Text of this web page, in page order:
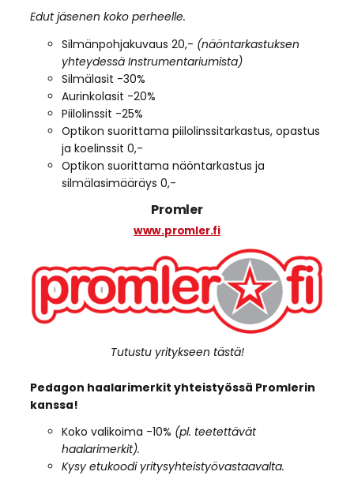
Edut jäsenen koko perheelle.
Silmänpohjakuvaus 20,- (näöntarkastuksen
yhteydessä Instrumentariumista)
Silmälasit -30%
Aurinkolasit -20%
Piilolinssit -25%
Optikon suorittama piilolinssitarkastus, opastus
ja koelinssit 0,-
Optikon suorittama näöntarkastus ja
silmälasimääräys 0,-
Promler
www.promler.fi
Tutustu yritykseen tästä!
Pedagon haalarimerkit yhteistyössä Promlerin
kanssa!
Koko valikoima -10% (pl. teetettävät
haalarimerkit).
Kysy etukoodi yritysyhteistyövastaavalta.